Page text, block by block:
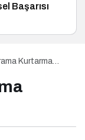
Başarısı
Kurtarma